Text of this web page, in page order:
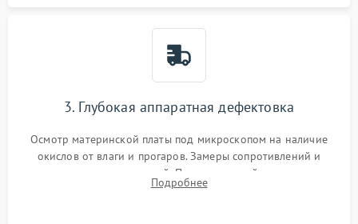
3. Глубокая аппаратная дефектовка
Осмотр материнской платы под микроскопом на наличие
окислов от влаги и прогаров. Замеры сопротивлений и
дежурных напряжений. Проверка цепей питания,
мультиконтроллера, процессора и видеочипа.
Подробнее